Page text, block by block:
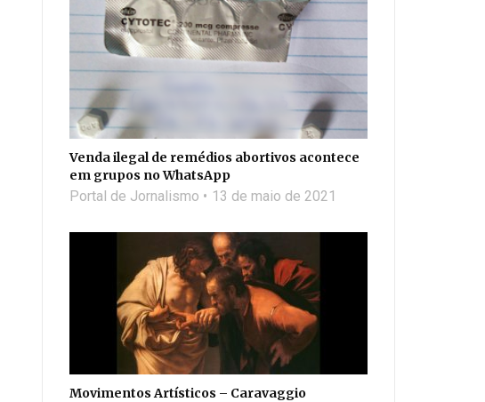
Venda ilegal de remédios abortivos acontece
em grupos no WhatsApp
Portal de Jornalismo 13 de maio de 2021
Movimentos Artísticos – Caravaggio